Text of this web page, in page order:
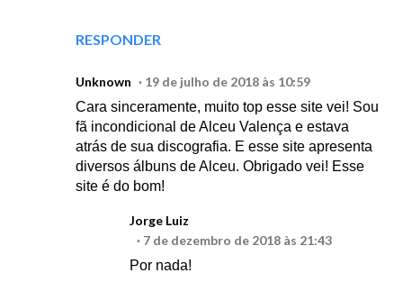
RESPONDER
Unknown
19 de julho de 2018 às 10:59
Cara sinceramente, muito top esse site vei! Sou
fã incondicional de Alceu Valença e estava
atrás de sua discografia. E esse site apresenta
diversos álbuns de Alceu. Obrigado vei! Esse
site é do bom!
Jorge Luiz
7 de dezembro de 2018 às 21:43
Por nada!